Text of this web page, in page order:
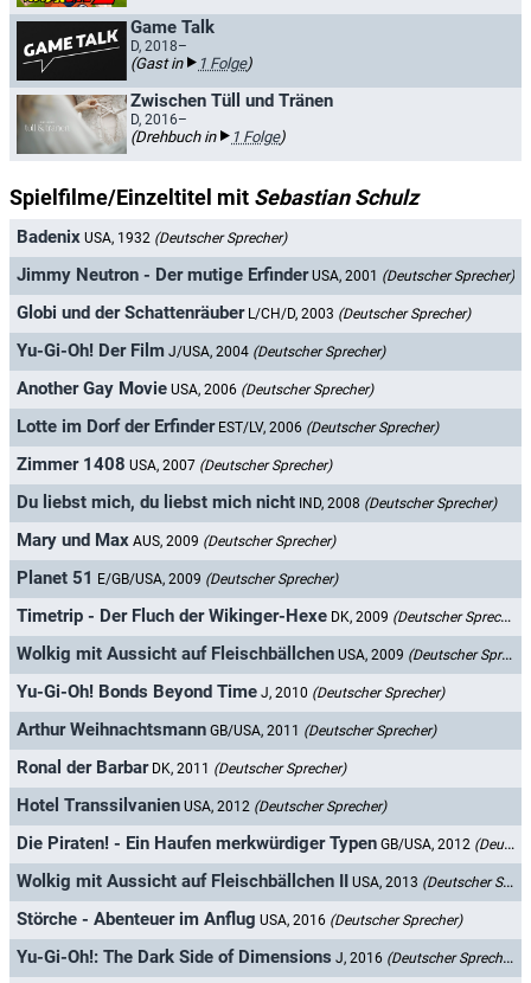
Game Talk
D, 2018–
(Gast in 1 Folge)
Zwischen Tüll und Tränen
D, 2016–
(Drehbuch in 1 Folge)
Spielfilme/Einzeltitel mit Sebastian Schulz
Badenix USA, 1932 (Deutscher Sprecher)
Jimmy Neutron - Der mutige Erfinder USA, 2001 (Deutscher Sprecher)
Globi und der Schattenräuber L/CH/D, 2003 (Deutscher Sprecher)
Yu-Gi-Oh! Der Film J/USA, 2004 (Deutscher Sprecher)
Another Gay Movie USA, 2006 (Deutscher Sprecher)
Lotte im Dorf der Erfinder EST/LV, 2006 (Deutscher Sprecher)
Zimmer 1408 USA, 2007 (Deutscher Sprecher)
Du liebst mich, du liebst mich nicht IND, 2008 (Deutscher Sprecher)
Mary und Max AUS, 2009 (Deutscher Sprecher)
Planet 51 E/GB/USA, 2009 (Deutscher Sprecher)
Timetrip - Der Fluch der Wikinger-Hexe DK, 2009 (Deutscher Sprecher)
Wolkig mit Aussicht auf Fleischbällchen USA, 2009 (Deutscher Sprecher)
Yu-Gi-Oh! Bonds Beyond Time J, 2010 (Deutscher Sprecher)
Arthur Weihnachtsmann GB/USA, 2011 (Deutscher Sprecher)
Ronal der Barbar DK, 2011 (Deutscher Sprecher)
Hotel Transsilvanien USA, 2012 (Deutscher Sprecher)
Die Piraten! - Ein Haufen merkwürdiger Typen GB/USA, 2012 (Deutscher Sprecher)
Wolkig mit Aussicht auf Fleischbällchen II USA, 2013 (Deutscher Sprecher)
Störche - Abenteuer im Anflug USA, 2016 (Deutscher Sprecher)
Yu-Gi-Oh!: The Dark Side of Dimensions J, 2016 (Deutscher Sprecher)